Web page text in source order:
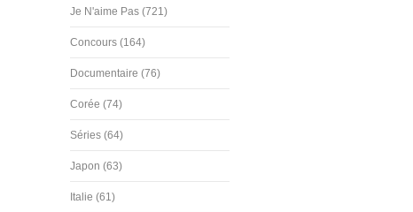
Je N'aime Pas (721)
Concours (164)
Documentaire (76)
Corée (74)
Séries (64)
Japon (63)
Italie (61)